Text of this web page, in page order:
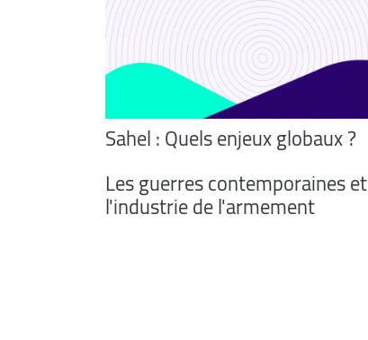
Sahel : Quels enjeux globaux ?
Les guerres contemporaines et
l'industrie de l'armement